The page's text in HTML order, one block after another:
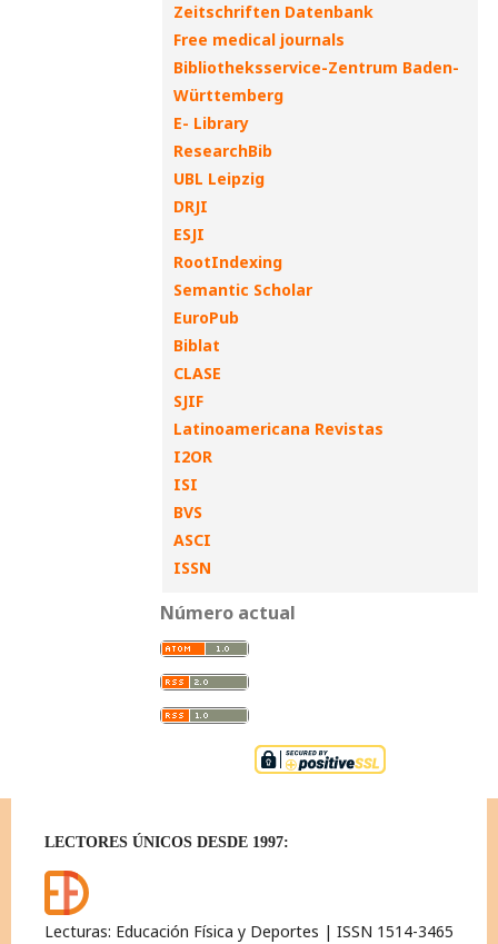
Zeitschriften Datenbank
Free medical journals
Bibliotheksservice-Zentrum Baden-
Württemberg
E- Library
ResearchBib
UBL Leipzig
DRJI
ESJI
RootIndexing
Semantic Scholar
EuroPub
Biblat
CLASE
SJIF
Latinoamericana Revistas
I2OR
ISI
BVS
ASCI
ISSN
Número actual
LECTORES ÚNICOS DESDE 1997:
Lecturas: Educación Física y Deportes | ISSN 1514-3465